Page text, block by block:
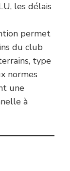
les délais
permet
du club
type
normes
une
à